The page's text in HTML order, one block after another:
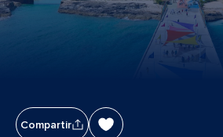
Compartir